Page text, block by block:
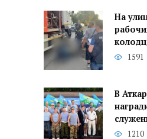
На
1591
В
1210